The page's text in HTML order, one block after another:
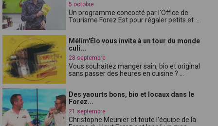
5 octobre
Un programme concocté par l'Office de
Tourisme Forez Est pour régaler petits et ...
Mélim'Élo vous invite à un tour du monde
culi...
28 septembre
Vous souhaitez manger sain, bio et original
sans passer des heures en cuisine ? ...
Des yaourts bons, bio et locaux dans le
Forez...
21 septembre
Christophe Meunier et toute l'équipe de la